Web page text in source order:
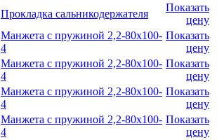
Прокладка сальникодержателя
Показать
цену
Манжета с пружиной 2,2-80x100-
4
Показать
цену
Манжета с пружиной 2,2-80x100-
4
Показать
цену
Манжета с пружиной 2,2-80x100-
4
Показать
цену
Манжета с пружиной 2,2-80x100-
4
Показать
цену